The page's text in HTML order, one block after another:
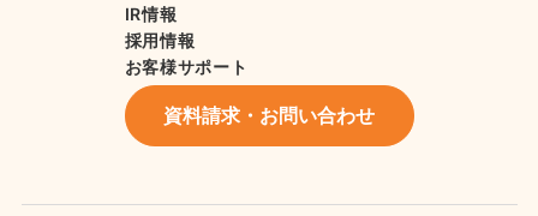
IR情報
採用情報
お客様サポート
資料請求・お問い合わせ